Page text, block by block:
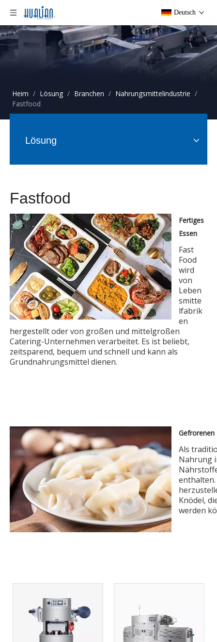
Deutsch
Heim / Lösung / Branchen / Nahrungsmittelindustrie /
Fastfood
Lösung
Fastfood
Fertiges
Essen
Fast
Food
wird
von
Leben
smitte
lfabrik
en
hergestellt oder von großen und mittelgroßen
Catering-Unternehmen verarbeitet. Es ist beliebt,
zeitsparend, bequem und schnell und kann als
Grundnahrungsmittel dienen.
Gefrorenen
Als
Nahrung
Knödel,
werden